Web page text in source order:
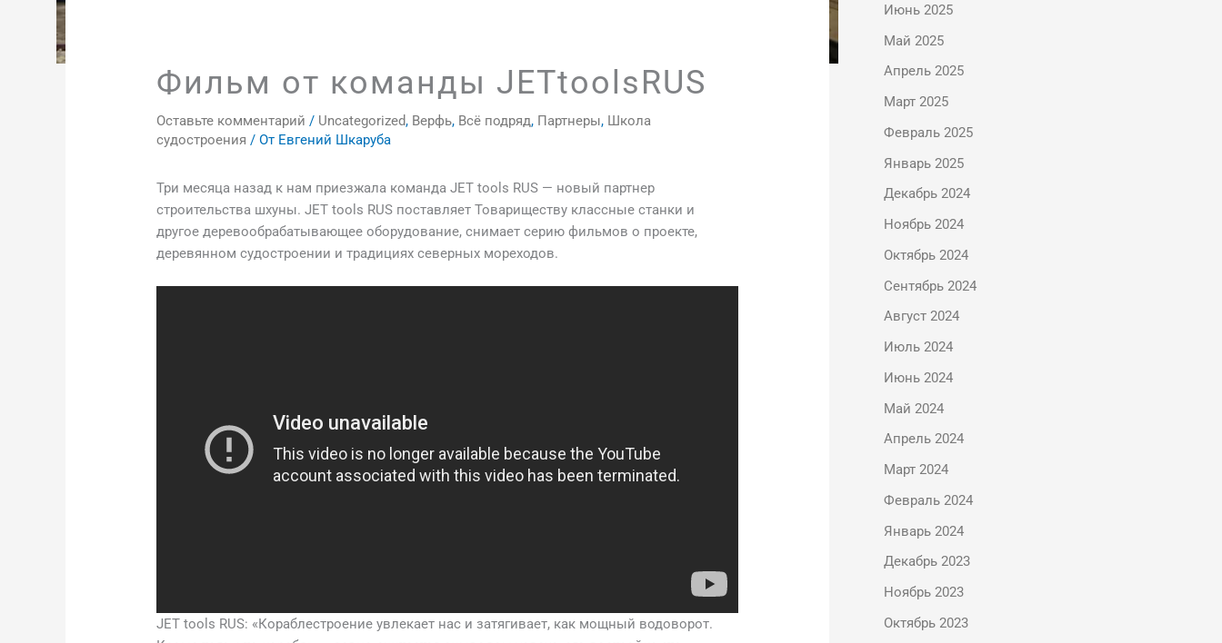
Фильм от команды JETtoolsRUS
Оставьте комментарий / Uncategorized, Верфь, Всё подряд, Партнеры, Школа
судостроения / От Евгений Шкаруба
Три месяца назад к нам приезжала команда JET tools RUS — новый партнер
строительства шхуны. JET tools RUS поставляет Товариществу классные станки и
другое деревообрабатывающее оборудование, снимает серию фильмов о проекте,
деревянном судостроении и традициях северных мореходов.
JET tools RUS: «Кораблестроение увлекает нас и затягивает, как мощный водоворот.
Июнь 2025
Май 2025
Апрель 2025
Март 2025
Февраль 2025
Январь 2025
Декабрь 2024
Ноябрь 2024
Октябрь 2024
Сентябрь 2024
Август 2024
Июль 2024
Июнь 2024
Май 2024
Апрель 2024
Март 2024
Февраль 2024
Январь 2024
Декабрь 2023
Ноябрь 2023
Октябрь 2023